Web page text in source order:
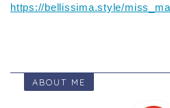
https://bellissima.style/
ABOUT ME